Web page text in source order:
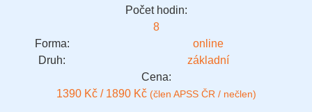
Počet hodin:
8
Forma:
online
Druh:
základní
Cena:
1390 Kč / 1890 Kč (člen APSS ČR / nečlen)